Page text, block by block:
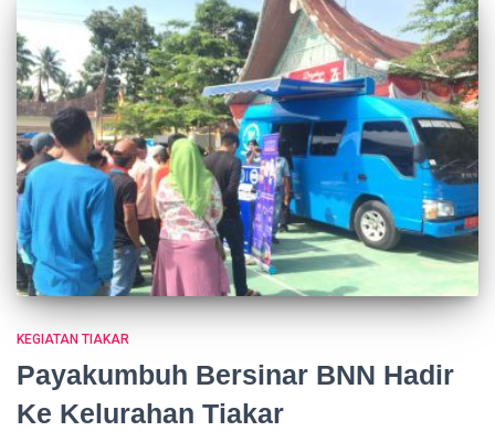
KEGIATAN TIAKAR
Payakumbuh Bersinar BNN Hadir
Ke Kelurahan Tiakar